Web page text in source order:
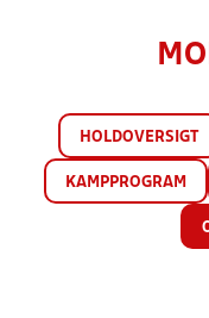
HOLDOVERSIGT
KAMPPROGRAM